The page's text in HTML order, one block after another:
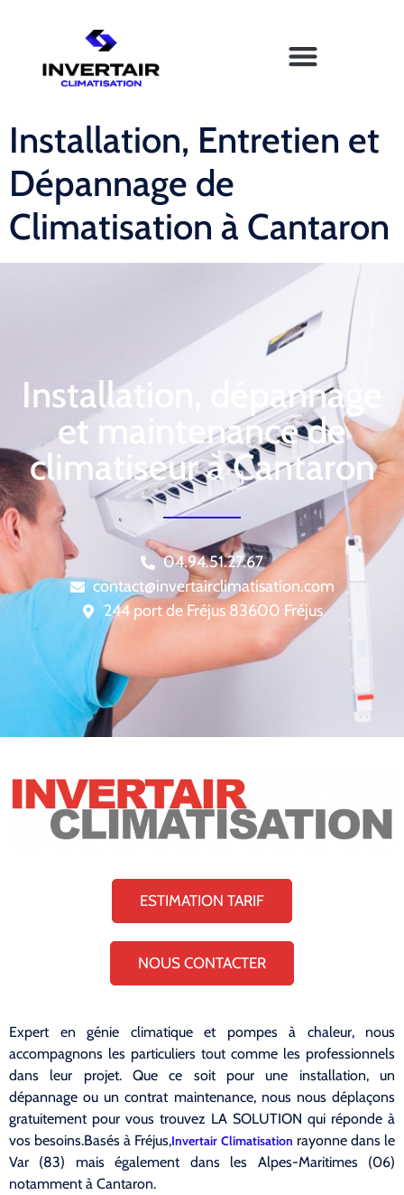
Installation, Entretien et
Dépannage de
Climatisation à Cantaron
Installation, dépannage
et maintenance de
climatiseur à Cantaron
04.94.51.27.67
contact@invertairclimatisation.com
244 port de Fréjus 83600 Fréjus
ESTIMATION TARIF
NOUS CONTACTER
Expert en génie climatique et pompes à chaleur, nous
accompagnons les particuliers tout comme les professionnels
dans leur projet. Que ce soit pour une installation, un
dépannage ou un contrat maintenance, nous nous déplaçons
gratuitement pour vous trouvez LA SOLUTION qui réponde à
vos besoins.Basés à Fréjus,Invertair Climatisation rayonne dans le
Var (83) mais également dans les Alpes-Maritimes (06)
notamment à Cantaron.